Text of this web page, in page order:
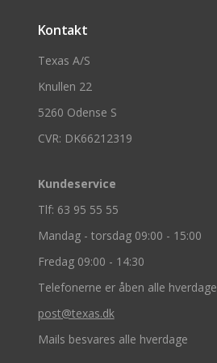
Kontakt
Texas A/S
Knullen 22
5260 Odense S
CVR: DK66212319
Kundeservice
Tlf: 63 95 55 55
Mandag - torsdag 09:00 - 15:00
Fredag 09:00 - 14:30
Telefonerne er åben alle hverdage
post@texas.dk
Mails besvares alle hverdage